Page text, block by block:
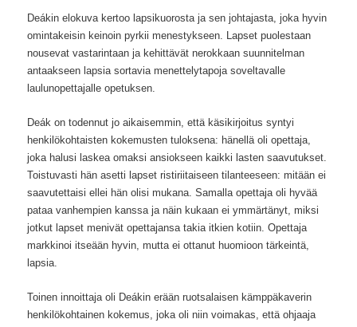
Deákin elokuva kertoo lapsikuorostaja sen johtajasta, joka hyvin
omintakeisin keinoin pyrkii menestykseen. Lapset puolestaan
nousevat vastarintaan ja kehittävät nerokkaan suunnitelman
antaakseen lapsia sortavia menettelytapoja soveltavalle
laulunopettajalle opetuksen.
Deák on todennut jo aikaisemmin, että käsikirjoitus syntyi
henkilökohtaisten kokemusten tuloksena: hänellä oli opettaja,
joka halusi laskea omaksi ansiokseen kaikki lasten saavutukset.
Toistuvasti hän asetti lapset ristiriitaiseen tilanteeseen: mitään ei
saavutettaisi ellei hän olisi mukana. Samalla opettaja oli hyvää
pataa vanhempien kanssa ja näin kukaan ei ymmärtänyt, miksi
jotkut lapset menivät opettajansa takia itkien kotiin. Opettaja
markkinoi itseään hyvin, mutta ei ottanut huomioon tärkeintä,
lapsia.
Toinen innoittaja oli Deákin erään ruotsalaisen kämppäkaverin
henkilökohtainen kokemus, joka oli niin voimakas, että ohjaaja